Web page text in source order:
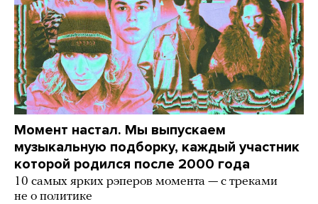
Момент настал. Мы выпускаем
музыкальную подборку, каждый участник
которой родился после 2000 года
10 самых ярких рэперов момента — с треками
не о политике